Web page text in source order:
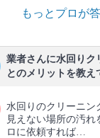
もっとプロが
業者さんに水回りク
とのメリットを教え
水回りのクリーニン
見えない場所の汚
ロに依頼すれば…